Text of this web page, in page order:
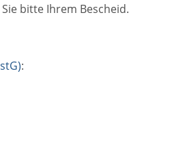
bitte Ihrem Bescheid.
: